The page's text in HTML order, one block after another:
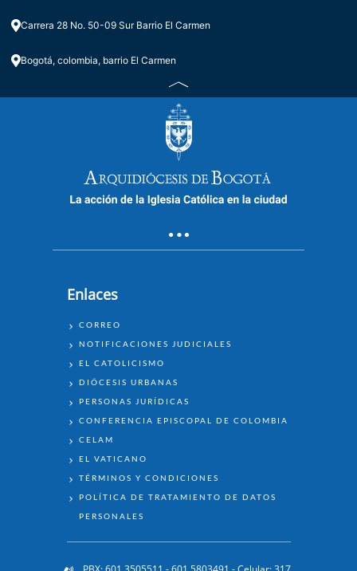
Carrera 28 No. 50-09 Sur Barrio El Carmen
Bogotá, colombia, barrio El Carmen
Enlaces
ENLACES
CORREO
NOTIFICACIONES JUDICIALES
EL CATOLICISMO
DIÓCESIS URBANAS
PERSONAS JURÍDICAS
CONFERENCIA EPISCOPAL DE COLOMBIA
CELAM
EL VATICANO
TÉRMINOS Y CONDICIONES
POLÍTICA DE TRATAMIENTO DE DATOS
PERSONALES